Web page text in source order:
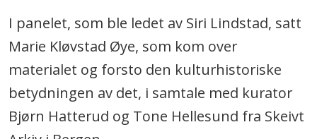
I panelet, som ble ledet av Siri Lindstad, satt
Marie Kløvstad Øye, som kom over
materialet og forsto den kulturhistoriske
betydningen av det, i samtale med kurator
Bjørn Hatterud og Tone Hellesund fra Skeivt